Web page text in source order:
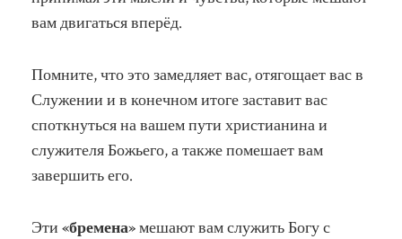
вам двигаться вперёд.
Помните, что это замедляет вас, отягощает вас в
Служении и в конечном итоге заставит вас
споткнуться на вашем пути христианина и
служителя Божьего, а также помешает вам
завершить его.
Эти «бремена»мешают вам служить Богу с